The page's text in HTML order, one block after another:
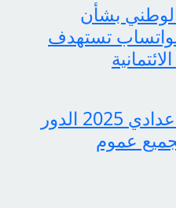
بشأن
تستهدف
pdf نتائج السادس الاعدادي 2025 الدور
عموم